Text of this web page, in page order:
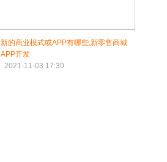
新的商业模式或APP有哪些,新零售商城
APP开发
2021-11-03 17:30